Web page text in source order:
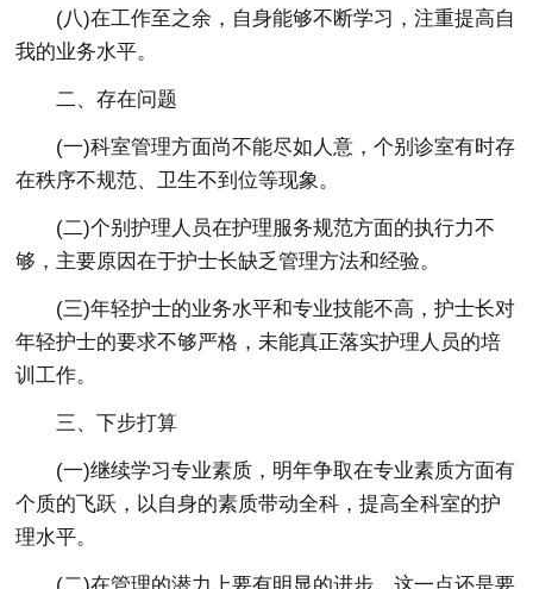
(八)在工作至之余，自身能够不断学习，注重提高自
我的业务水平。
二、存在问题
(一)科室管理方面尚不能尽如人意，个别诊室有时存
在秩序不规范、卫生不到位等现象。
(二)个别护理人员在护理服务规范方面的执行力不
够，主要原因在于护士长缺乏管理方法和经验。
(三)年轻护士的业务水平和专业技能不高，护士长对
年轻护士的要求不够严格，未能真正落实护理人员的培
训工作。
三、下步打算
(一)继续学习专业素质，明年争取在专业素质方面有
个质的飞跃，以自身的素质带动全科，提高全科室的护
理水平。